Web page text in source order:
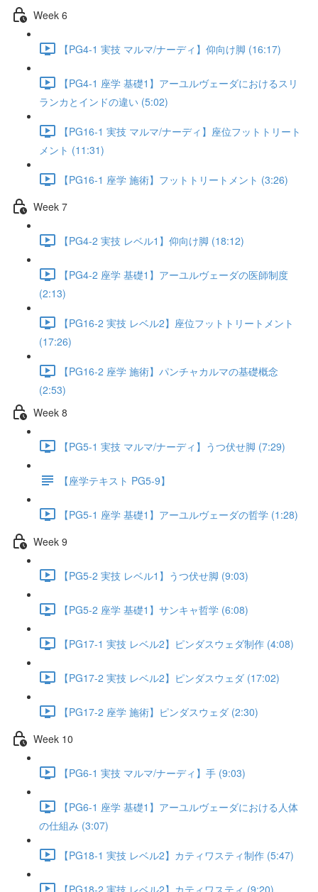
Week 6
【PG4-1 実技 マルマ/ナーディ】仰向け脚 (16:17)
【PG4-1 座学 基礎1】アーユルヴェーダにおけるスリ
ランカとインドの違い (5:02)
【PG16-1 実技 マルマ/ナーディ】座位フットトリート
メント (11:31)
【PG16-1 座学 施術】フットトリートメント (3:26)
Week 7
【PG4-2 実技 レベル1】仰向け脚 (18:12)
【PG4-2 座学 基礎1】アーユルヴェーダの医師制度
(2:13)
【PG16-2 実技 レベル2】座位フットトリートメント
(17:26)
【PG16-2 座学 施術】パンチャカルマの基礎概念
(2:53)
Week 8
【PG5-1 実技 マルマ/ナーディ】うつ伏せ脚 (7:29)
【座学テキスト PG5-9】
【PG5-1 座学 基礎1】アーユルヴェーダの哲学 (1:28)
Week 9
【PG5-2 実技 レベル1】うつ伏せ脚 (9:03)
【PG5-2 座学 基礎1】サンキャ哲学 (6:08)
【PG17-1 実技 レベル2】ピンダスウェダ制作 (4:08)
【PG17-2 実技 レベル2】ピンダスウェダ (17:02)
【PG17-2 座学 施術】ピンダスウェダ (2:30)
Week 10
【PG6-1 実技 マルマ/ナーディ】手 (9:03)
【PG6-1 座学 基礎1】アーユルヴェーダにおける人体
の仕組み (3:07)
【PG18-1 実技 レベル2】カティワスティ制作 (5:47)
【PG18-2 実技 レベル2】カティワスティ (9:20)